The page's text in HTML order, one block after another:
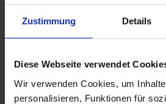
Zustimmung Details
Diese Webseite verwendet
Wir verwenden Cookies, um
personalisieren, Funktionen für
Lieferung
14,01 €pro 1 Stück
zzgl. 19% MwSt.